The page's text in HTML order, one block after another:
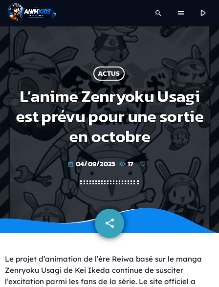
search menu play_arrow
ACTUS
L’anime Zenryoku Usagi
est prévu pour une sortie
en octobre
today 04/09/2023 17
share
email
Le projet d’animation de l’ère Reiwa basé sur le manga
Zenryoku Usagi de Kei Ikeda continue de susciter
l’excitation parmi les fans de la série. Le site officiel a